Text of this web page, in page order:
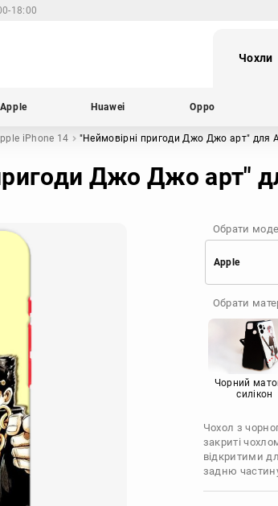
18:00
Чохли
Apple Huawei Oppo
iPhone 14 "Неймовірні пригоди Джо Джо арт" для
Джо Джо арт"
Обрати
Apple
Samsung
Apple
Oppo
Realme
OnePlus
Google
Doogee
Motorola
Обрати
Чорний
силікон
Чохол з
закриті
відкритими
задню